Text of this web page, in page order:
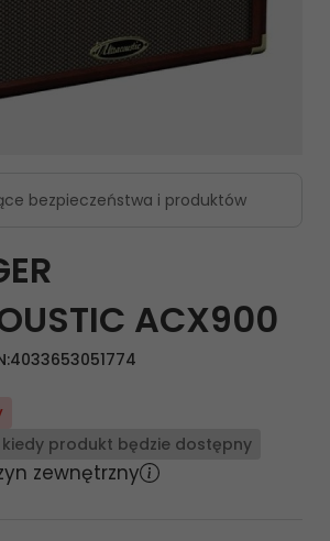
bezpieczeństwa i produktów
ACX900
4033653051774
produkt będzie dostępny
zewnętrzny